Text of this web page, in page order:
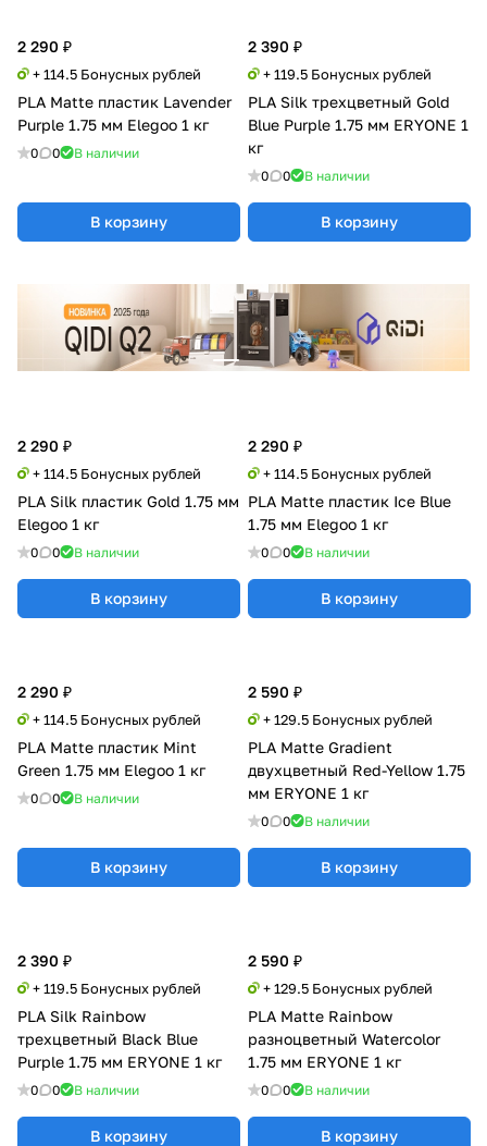
2 290 ₽
+ 114.5 Бонусных рублей
PLA Matte пластик Lavender
Purple 1.75 мм Elegoo 1 кг
0 0 В наличии
В корзину
2 390 ₽
+ 119.5 Бонусных рублей
PLA Silk трехцветный Gold
Blue Purple 1.75 мм ERYONE 1
кг
0 0 В наличии
В корзину
2 290 ₽
+ 114.5 Бонусных рублей
PLA Silk пластик Gold 1.75 мм
Elegoo 1 кг
0 0 В наличии
В корзину
2 290 ₽
+ 114.5 Бонусных рублей
PLA Matte пластик Ice Blue
1.75 мм Elegoo 1 кг
0 0 В наличии
В корзину
2 290 ₽
+ 114.5 Бонусных рублей
PLA Matte пластик Mint
Green 1.75 мм Elegoo 1 кг
0 0 В наличии
В корзину
2 590 ₽
+ 129.5 Бонусных рублей
PLA Matte Gradient
двухцветный Red-Yellow 1.75
мм ERYONE 1 кг
0 0 В наличии
В корзину
2 390 ₽
+ 119.5 Бонусных рублей
PLA Silk Rainbow
трехцветный Black Blue
Purple 1.75 мм ERYONE 1 кг
0 0 В наличии
В корзину
2 590 ₽
+ 129.5 Бонусных рублей
PLA Matte Rainbow
разноцветный Watercolor
1.75 мм ERYONE 1 кг
0 0 В наличии
В корзину